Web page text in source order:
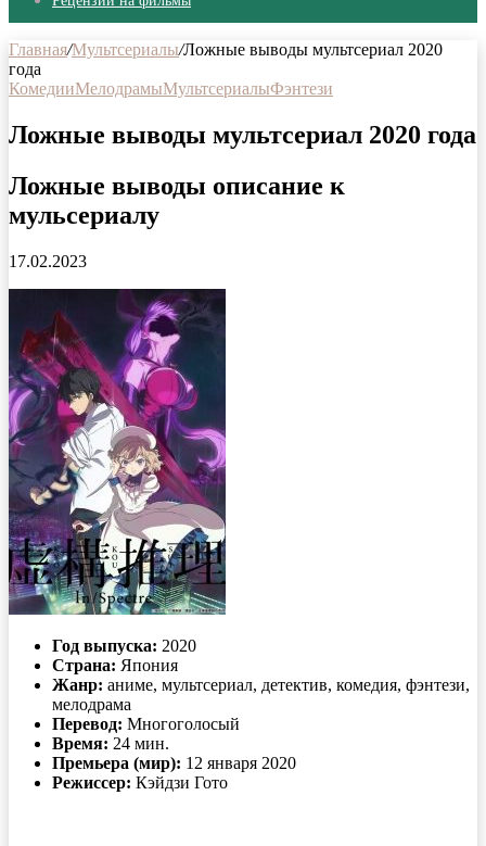
Главная/Мультсериалы/Ложные выводы мультсериал 2020
года
КомедииМелодрамыМультсериалыФэнтези
Ложные выводы мультсериал 2020 года
Ложные выводы описание к
мульсериалу
17.02.2023
Год выпуска: 2020
Страна: Япония
Жанр: аниме, мультсериал, детектив, комедия, фэнтези,
мелодрама
Перевод: Многоголосый
Время: 24 мин.
Премьера (мир): 12 января 2020
Режиссер: Кэйдзи Гото